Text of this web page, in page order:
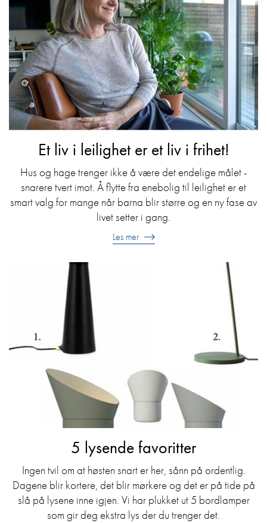
Et liv i leilighet er et liv i frihet!
Hus og hage trenger ikke å være det endelige målet -
snarere tvert imot. Å flytte fra enebolig til leilighet er et
smart valg for mange når barna blir større og en ny fase av
livet setter i gang.
Les mer
5 lysende favoritter
Ingen tvil om at høsten snart er her, sånn på ordentlig.
Dagene blir kortere, det blir mørkere og det er på tide på
slå på lysene inne igjen. Vi har plukket ut 5 bordlamper
som gir deg ekstra lys der du trenger det.